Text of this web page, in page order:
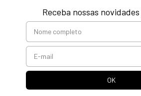
Receba nossas